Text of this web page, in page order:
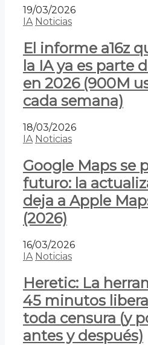
19/03/2026
IA Noticias
El informe a16z
la IA ya es parte
en 2026 (900M
cada semana)
18/03/2026
IA Noticias
Google Maps se
futuro: la
deja a Apple
(2026)
16/03/2026
IA Noticias
Heretic: La
45 minutos
toda censura (y
antes y después)